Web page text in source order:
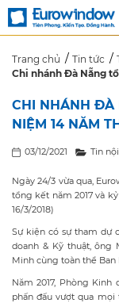
Trang chủ Tin tức
Chi nhánh Đà Nẵng
CHI NHÁNH ĐÀ
NIỆM 14 NĂM
03/12/2021 Tin
Ngày 24/3 vừa qua,
tổng kết năm 2017 và
16/3/2018)​
Sự kiện có sự tham dự
doanh & Kỹ thuật, ông
Minh cùng toàn thể Ban
Năm 2017, Phòng
phấn đấu vượt qua